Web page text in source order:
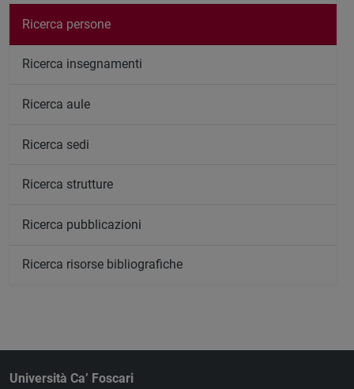
Ricerca persone
Ricerca insegnamenti
Ricerca aule
Ricerca sedi
Ricerca strutture
Ricerca pubblicazioni
Ricerca risorse bibliografiche
Università Ca’ Foscari